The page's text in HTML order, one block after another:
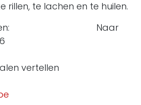
rillen, te lachen en te huilen.
Naar
vertellen